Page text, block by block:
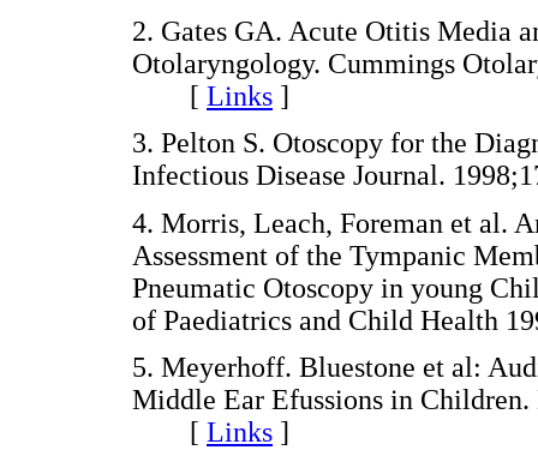
2. Gates GA. Acute Otitis Media
Otolaryngology. Cummings
[ Links ]
3. Pelton S. Otoscopy for the
Infectious Disease Journal.
4. Morris, Leach, Foreman et al.
Assessment of the Tympanic
Pneumatic Otoscopy in young
of Paediatrics and Child
5. Meyerhoff. Bluestone et al:
Middle Ear Efussions in
[ Links ]